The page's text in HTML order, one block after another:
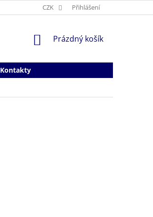
CZK Přihlášení
NÁKUPNÍ
Prázdný košík
Kontakty